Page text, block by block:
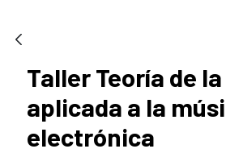
Taller Teoría de
aplicada a la
electrónica